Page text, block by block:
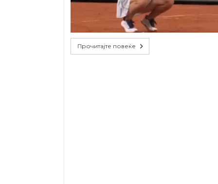
Прочитајте повеќе